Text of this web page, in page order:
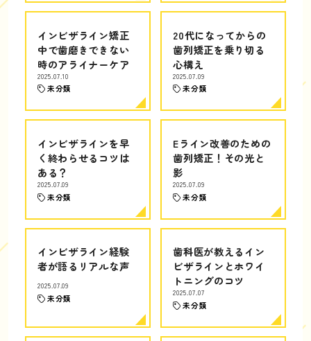
インビザライン矯正
中で歯磨きできない
時のアライナーケア
2025.07.10
未分類
20代になってからの
歯列矯正を乗り切る
心構え
2025.07.09
未分類
インビザラインを早
く終わらせるコツは
ある？
2025.07.09
未分類
Eライン改善のための
歯列矯正！その光と
影
2025.07.09
未分類
インビザライン経験
者が語るリアルな声
2025.07.09
未分類
歯科医が教えるイン
ビザラインとホワイ
トニングのコツ
2025.07.07
未分類